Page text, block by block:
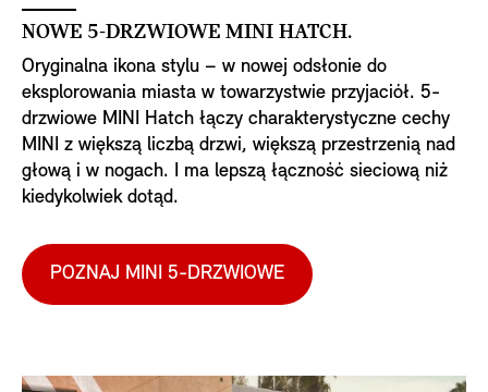
NOWE 5-DRZWIOWE MINI HATCH.
Oryginalna ikona stylu – w nowej odsłonie do
eksplorowania miasta w towarzystwie przyjaciół. 5-
drzwiowe MINI Hatch łączy charakterystyczne cechy
MINI z większą liczbą drzwi, większą przestrzenią nad
głową i w nogach. I ma lepszą łączność sieciową niż
kiedykolwiek dotąd.
POZNAJ MINI 5-DRZWIOWE